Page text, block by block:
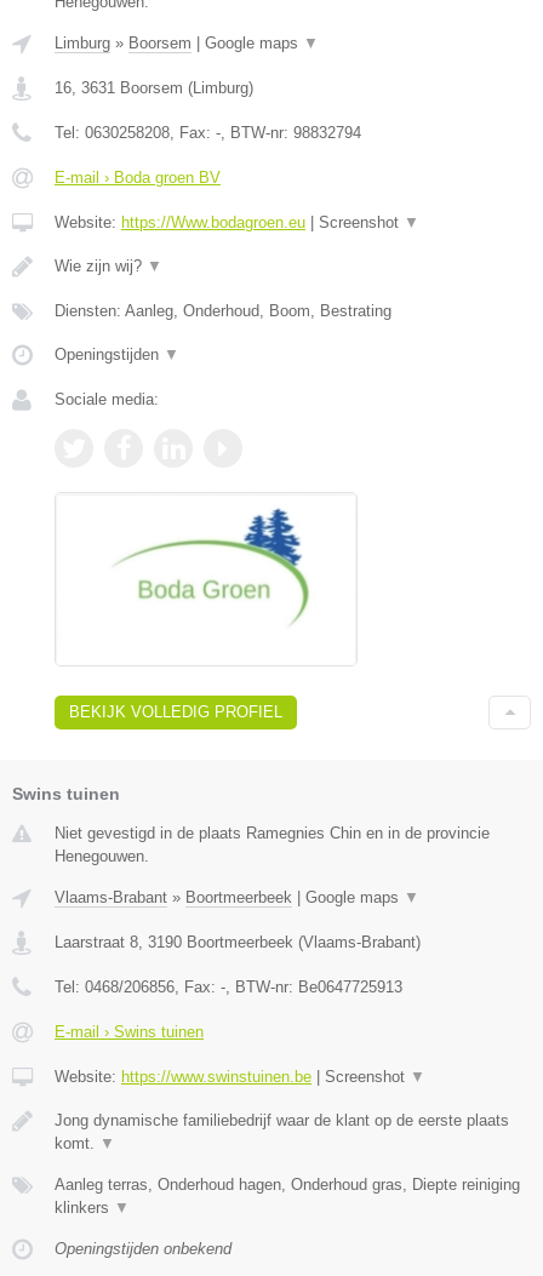
Limburg » Boorsem Google maps ▼
16, 3631 Boorsem (Limburg)
Tel: 0630258208, Fax: -, BTW-nr: 98832794
E-mail › Boda groen BV
Website: https://Www.bodagroen.eu Screenshot ▼
Wie zijn wij? ▼
Diensten: Aanleg, Onderhoud, Boom, Bestrating
Openingstijden ▼
Sociale media:
BEKIJK VOLLEDIG PROFIEL
Swins tuinen
Niet gevestigd in de plaats Ramegnies Chin en in de provincie
Henegouwen.
Vlaams-Brabant » Boortmeerbeek Google maps ▼
Laarstraat 8, 3190 Boortmeerbeek (Vlaams-Brabant)
Tel: 0468/206856, Fax: -, BTW-nr: Be0647725913
E-mail › Swins tuinen
Website: https://www.swinstuinen.be Screenshot ▼
Jong dynamische familiebedrijf waar de klant op de eerste plaats
komt. ▼
Aanleg terras, Onderhoud hagen, Onderhoud gras, Diepte reiniging
klinkers ▼
Openingstijden onbekend